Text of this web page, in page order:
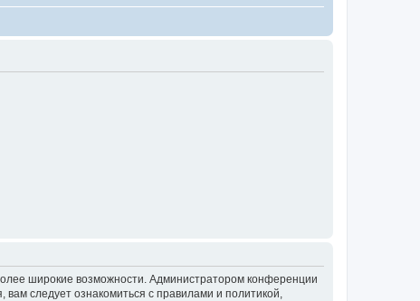
широкие возможности. Администратором конференции
следует ознакомиться с правилами и политикой,